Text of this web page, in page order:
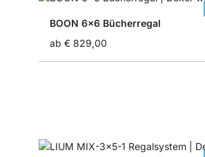
BOON 6x6 Bücherregal
ab € 829,00